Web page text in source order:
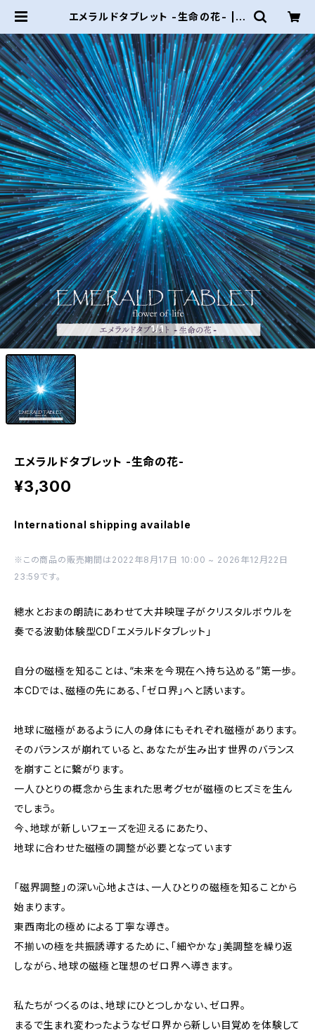
エメラルドタブレット -生命の花- | p
1/1
エメラルドタブレット -生命の花-
¥3,300
International shipping available
※この商品の販売期間は2022年8月17日 10:00 ~ 2026年12月22日
23:59です。
總水とおまの朗読にあわせて大井映理子がクリスタルボウルを
奏でる波動体験型CD「エメラルドタブレット」
自分の磁極を知ることは、“未来を今現在へ持ち込める”第一歩。
本CDでは、磁極の先にある、「ゼロ界」へと誘います。
地球に磁極があるように人の身体にもそれぞれ磁極があります。
そのバランスが崩れていると、あなたが生み出す世界のバランス
を崩すことに繋がります。
一人ひとりの概念から生まれた思考グセが磁極のヒズミを生ん
でしまう。
今、地球が新しいフェーズを迎えるにあたり、
地球に合わせた磁極の調整が必要となっています
「磁界調整」の深い心地よさは、一人ひとりの磁極を知ることから
始まります。
東西南北の極めによる丁寧な導き。
不揃いの極を共振誘導するために、「細やかな」美調整を繰り返
しながら、地球の磁極と理想のゼロ界へ導きます。
私たちがつくるのは、地球にひとつしかない、ゼロ界。
まるで生まれ変わったようなゼロ界から新しい目覚めを体験して